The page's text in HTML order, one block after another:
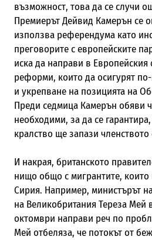
възможност, това да се случи
Премиерът Дейвид Камерън се
използва референдума като
преговорите с европейските
иска да направи в Европейския
реформи, които да осигурят
и укрепване на позицията на
Преди седмица Камерън обяви
необходими, зада се
кралство щезапази членството
И накрая, британското
нищо общо с мигрантите, които
Сирия. Например, министърът
на Великобритания Тереза Мей
октомври направи реч по
Мей отбеляза, че потокът от